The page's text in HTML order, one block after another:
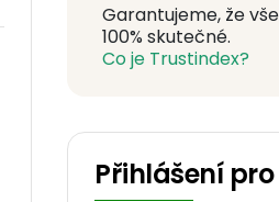
Garantujeme, že
100% skutečné.
Co je Trustindex?
Přihlášení